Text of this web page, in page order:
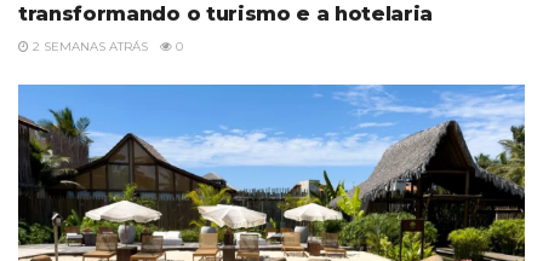
transformando o turismo e a hotelaria
2 SEMANAS ATRÁS 0